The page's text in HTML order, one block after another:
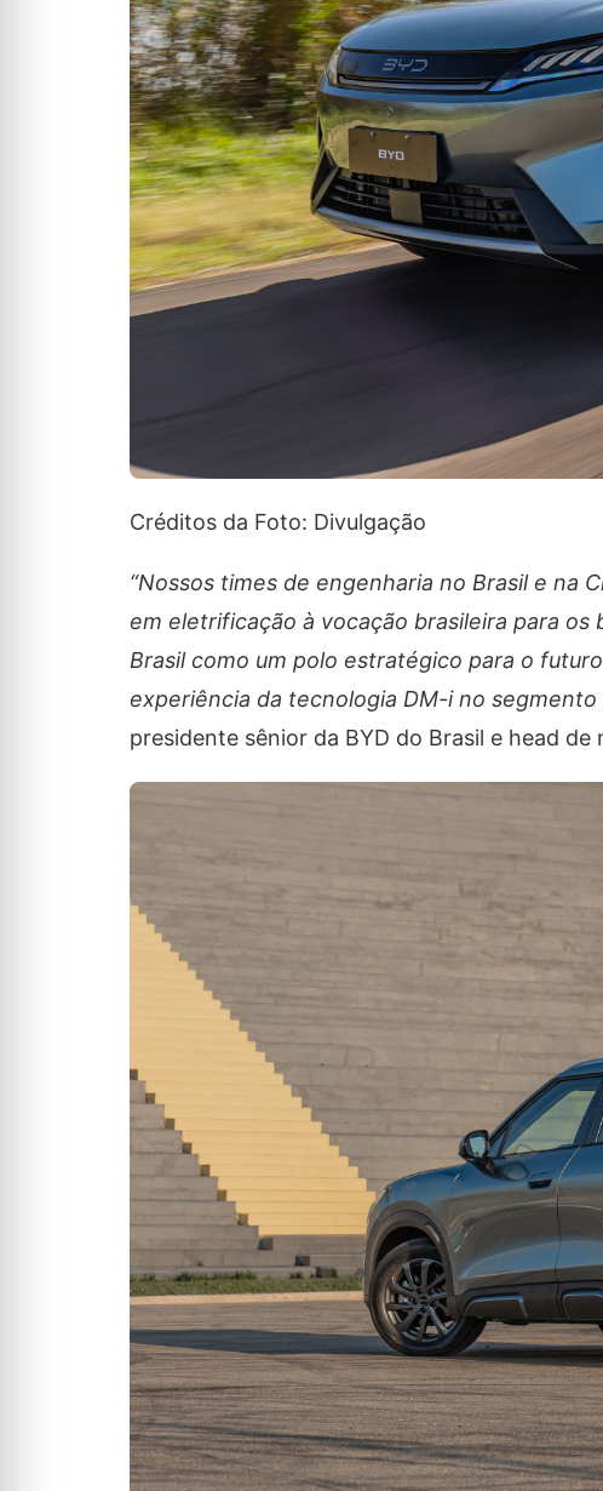
Créditos da Foto: Divulgação
“Nossos times de engenharia no Brasil e na
em eletrificação à vocação brasileira para
Brasil como um polo estratégico para o
experiência da tecnologia DM-i no segmento
presidente sênior da BYD do Brasil e head